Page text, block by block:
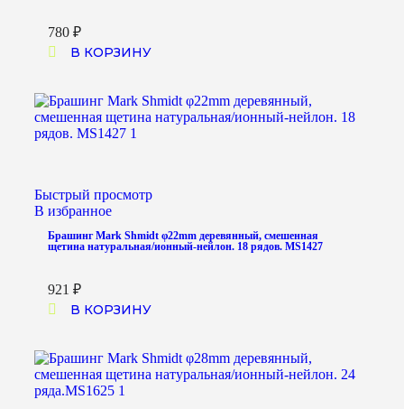
780 ₽
В КОРЗИНУ
Быстрый просмотр
В избранное
Брашинг Mark Shmidt φ22mm деревянный, смешенная
щетина натуральная/ионный-нейлон. 18 рядов. MS1427
921 ₽
В КОРЗИНУ